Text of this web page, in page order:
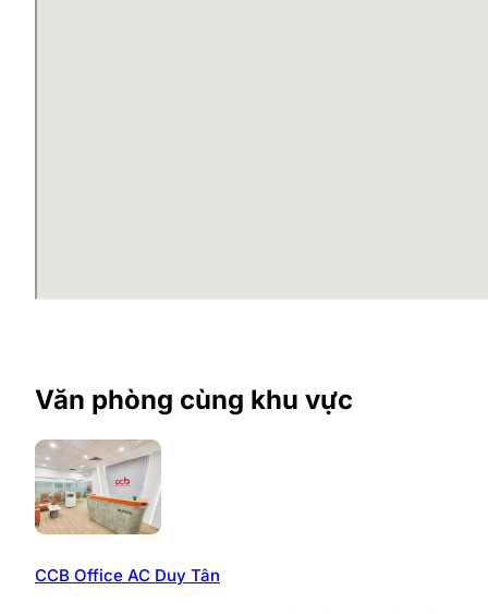
Văn phòng cùng khu vực
CCB Office AC Duy Tân